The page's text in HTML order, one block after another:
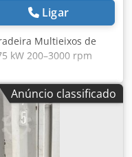
Euronorm, Bito RK
Schäfer LF 533,
• Estantes de braço
Ohra) • Stow,
SLP, Palflex,
ÁREA DE
Em casos de
um pacote
de mercadorias,
a remoção
Ligar
Multieixos de
kW 200–3000 rpm
Anúncio classificado